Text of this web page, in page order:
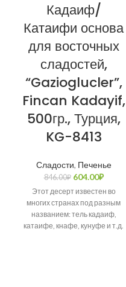
Кадаиф/
Катаифи основа
для восточных
сладостей,
“Gazioglucler”,
Fincan Kadayif,
500гр., Турция,
KG-8413
Сладости, Печенье
846.00₽ 604.00₽
Этот десерт известен во
многих странах под разным
названием: тель кадаиф,
катаифе, кнафе, кунуфе и т.д.